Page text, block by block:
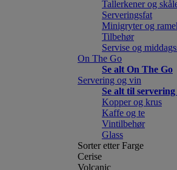
Tallerkener og
Serveringsfat
Minigryter og
Tilbehør
Servise og
On The Go
Se alt On The Go
Servering og vin
Se alt til
Kopper og krus
Kaffe og te
Vintilbehør
Glass
Sorter etter Farge
Cerise
Volcanic